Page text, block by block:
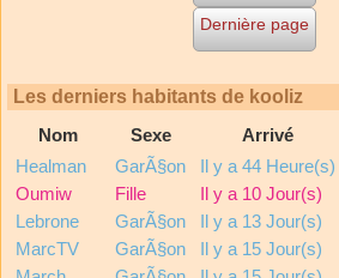
Dernière page
Les derniers habitants de kooliz
Nom
Sexe
Arrivé
Healman
GarÃ§on
Il y a 44 Heure(s)
Oumiw
Fille
Il y a 10 Jour(s)
Lebrone
GarÃ§on
Il y a 13 Jour(s)
MarcTV
GarÃ§on
Il y a 15 Jour(s)